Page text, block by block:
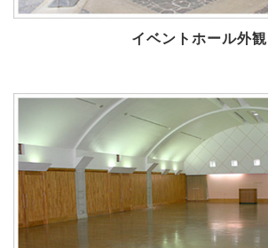
イベントホール外観